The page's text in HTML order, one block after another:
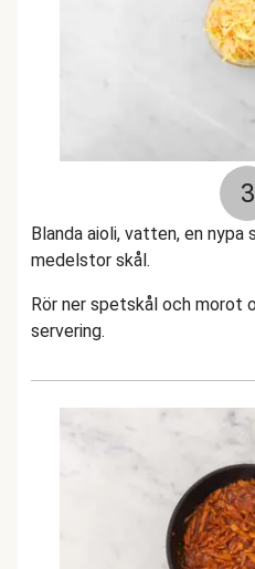
3
Blanda aioli, vatten, en nypa
medelstor skål.
Rör ner spetskål och morot
servering.